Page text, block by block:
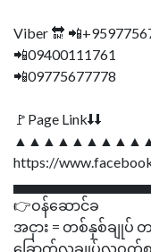
Viber 🔛
📲09400111761
📲09775677778
🚩Page Link⬇⬇
https://
👉ဝန်ဆောင်ခ
အငှား = တစ်နှစ်ချုပ်
ခြောက်လချုပ်လဝက်